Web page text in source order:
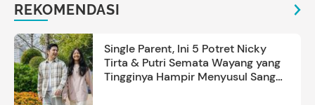
REKOMENDASI
Single Parent, Ini 5 Potret Nicky
Tirta & Putri Semata Wayang yang
Tingginya Hampir Menyusul Sang